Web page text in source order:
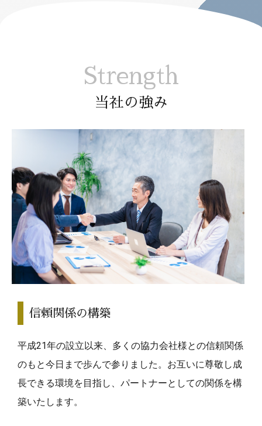
Strength
当社の強み
信頼関係の構築
平成21年の設立以来、多くの協力会社様との信頼関係
のもと今日まで歩んで参りました。お互いに尊敬し成
長できる環境を目指し、パートナーとしての関係を構
築いたします。